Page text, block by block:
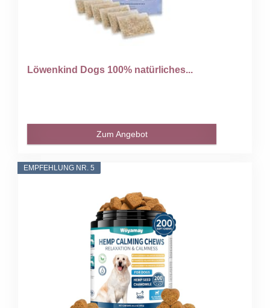
Löwenkind Dogs 100% natürliches...
Zum Angebot
EMPFEHLUNG NR. 5